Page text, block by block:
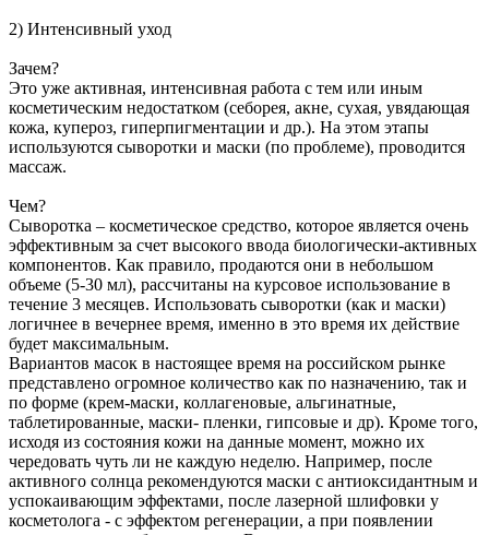
2) Интенсивный уход
Зачем?
Это уже активная, интенсивная работа с тем или иным
косметическим недостатком (себорея, акне, сухая, увядающая
кожа, купероз, гиперпигментации и др.). На этом этапы
используются сыворотки и маски (по проблеме), проводится
массаж.
Чем?
Сыворотка – косметическое средство, которое является очень
эффективным за счет высокого ввода биологически-активных
компонентов. Как правило, продаются они в небольшом
объеме (5-30 мл), рассчитаны на курсовое использование в
течение 3 месяцев. Использовать сыворотки (как и маски)
логичнее в вечернее время, именно в это время их действие
будет максимальным.
Вариантов масок в настоящее время на российском рынке
представлено огромное количество как по назначению, так и
по форме (крем-маски, коллагеновые, альгинатные,
таблетированные, маски- пленки, гипсовые и др). Кроме того,
исходя из состояния кожи на данные момент, можно их
чередовать чуть ли не каждую неделю. Например, после
активного солнца рекомендуются маски с антиоксидантным и
успокаивающим эффектами, после лазерной шлифовки у
косметолога - с эффектом регенерации, а при появлении